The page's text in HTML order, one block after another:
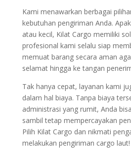
Kami menawarkan berbagai
kebutuhan pengiriman Anda.
atau kecil, Kilat Cargo memiliki
profesional kami selalu siap
memuat barang secara aman
selamat hingga ke tangan
Tak hanya cepat, layanan kami
dalam hal biaya. Tanpa biaya
administrasi yang rumit, Anda
sambil tetap mempercayakan
Pilih Kilat Cargo dan nikmati
melakukan pengiriman cargo laut!